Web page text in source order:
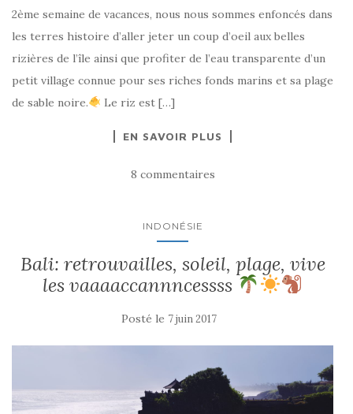
2ème semaine de vacances, nous nous sommes enfoncés dans
les terres histoire d’aller jeter un coup d’oeil aux belles
rizières de l’île ainsi que profiter de l’eau transparente d’un
petit village connue pour ses riches fonds marins et sa plage
de sable noire.
Le riz est […]
EN SAVOIR PLUS
8 commentaires
INDONÉSIE
Bali: retrouvailles, soleil, plage, vive
les vaaaaccannncessss
Posté le 7 juin 2017